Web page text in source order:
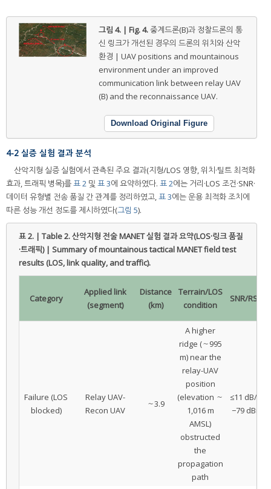
그림 4. | Fig. 4.중계드론(B)과 정찰드론의 통
신 링크가 개선된 경우의 드론의 위치와 산악
환경 | UAV positions and mountainous
environment under an improved
communication link between relay UAV
(B) and the reconnaissance UAV.
Download Original Figure
4-2 실증 실험 결과 분석
산악지형 실증 실험에서 관측된 주요 결과(지형/LOS 영향, 위치·틸트 최적화
효과, 트래픽 병목)를표 2 및 표 3에 요약하였다. 표 2에는 거리·LOS 조건·SNR·
데이터 유형별 전송 품질 간 관계를 정리하였고,표 3에는 운용 최적화 조치에
따른 성능 개선 정도를 제시하였다(그림 5).
표 2. | Table 2.산악지형 전술 MANET 실험 결과 요약(LOS·링크 품질
·트래픽) | Summary of mountainous tactical MANET field test
results (LOS, link quality, and traffic).
Category
Applied link
(segment)
Distance
(km)
Terrain/LOS
condition
SNR/RSSI
Failure (LOS
blocked)
Relay UAV-
Recon UAV
～3.9
A higher
ridge (～995
m) near the
relay-UAV
position
(elevation ～
1,016 m
AMSL)
obstructed
the
propagation
path
≤11 dB/～
−79 dBm